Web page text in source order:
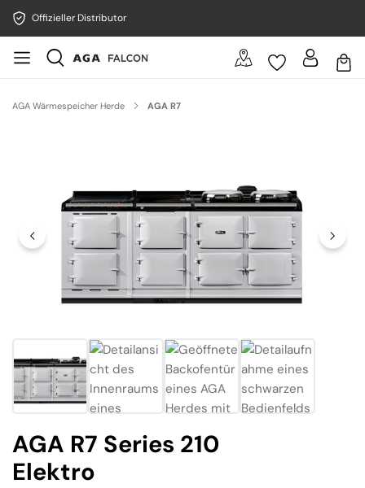
Offizieller Distributor
AGA Wärmespeicher Herde AGA R7
AGA R7 Series 210
Elektro